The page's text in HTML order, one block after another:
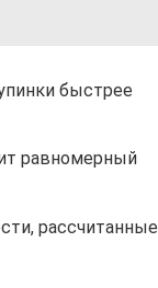
быстрее
равномерный
рассчитанные